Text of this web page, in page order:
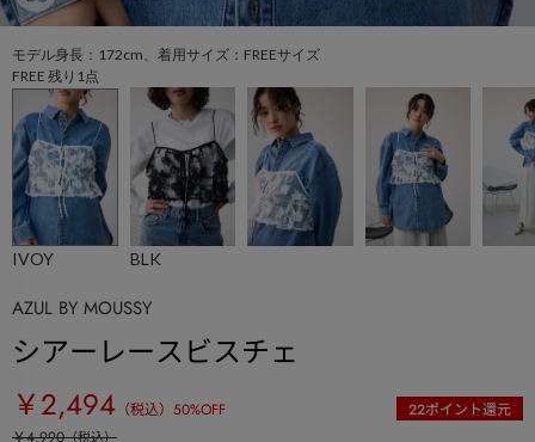
モデル身長：172cm、着用サイズ：FREEサイズ
FREE 残り1点
IVOY BLK
AZUL BY MOUSSY
シアーレースビスチェ
￥2,494 （税込） 50%OFF 22ポイント還元
￥4,990（税込）